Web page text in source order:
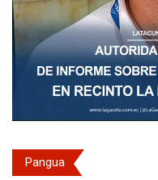
Pangua